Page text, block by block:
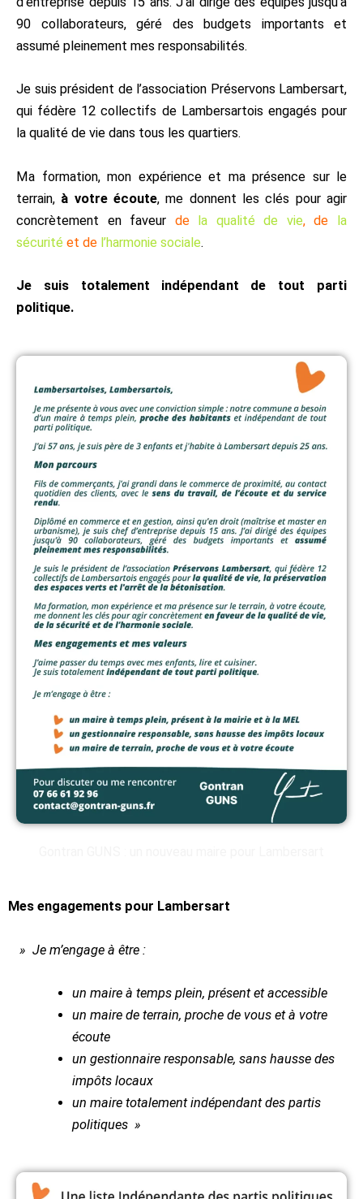
90 collaborateurs, géré des budgets importants et
assumé pleinement mes responsabilités.
Je suis président de l’association Préservons Lambersart,
qui fédère 12 collectifs de Lambersartois engagés pour
la qualité de vie dans tous les quartiers.
Ma formation, mon expérience et ma présence sur le
terrain, à votre écoute, me donnent les clés pour agir
concrètement en faveur de la qualité de vie, de la
sécurité et de l’harmonie sociale.
Je suis totalement indépendant de tout parti
politique.
Mes engagements pour Lambersart
» Je m’engage à être :
un maire à temps plein, présent et accessible
un maire de terrain, proche de vous et à votre
écoute
un gestionnaire responsable, sans hausse des
impôts locaux
un maire totalement indépendant des partis
politiques »